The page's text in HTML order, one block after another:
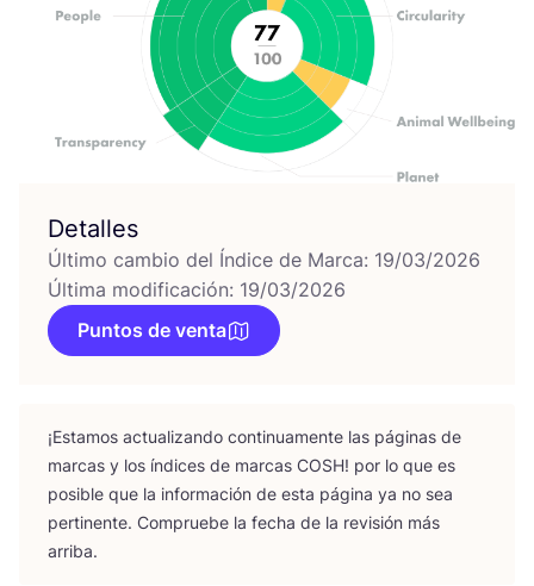
Detalles
Último cambio del Índice de Marca: 19/03/2026
Última modificación: 19/03/2026
Puntos de venta
¡Esta­mos actua­li­zan­do con­ti­nua­men­te las pági­nas de
mar­cas y los índi­ces de mar­cas COSH! por lo que es
posi­ble que la infor­ma­ción de esta pági­na ya no sea
per­ti­nen­te. Com­prue­be la fecha de la revi­sión más
arriba.